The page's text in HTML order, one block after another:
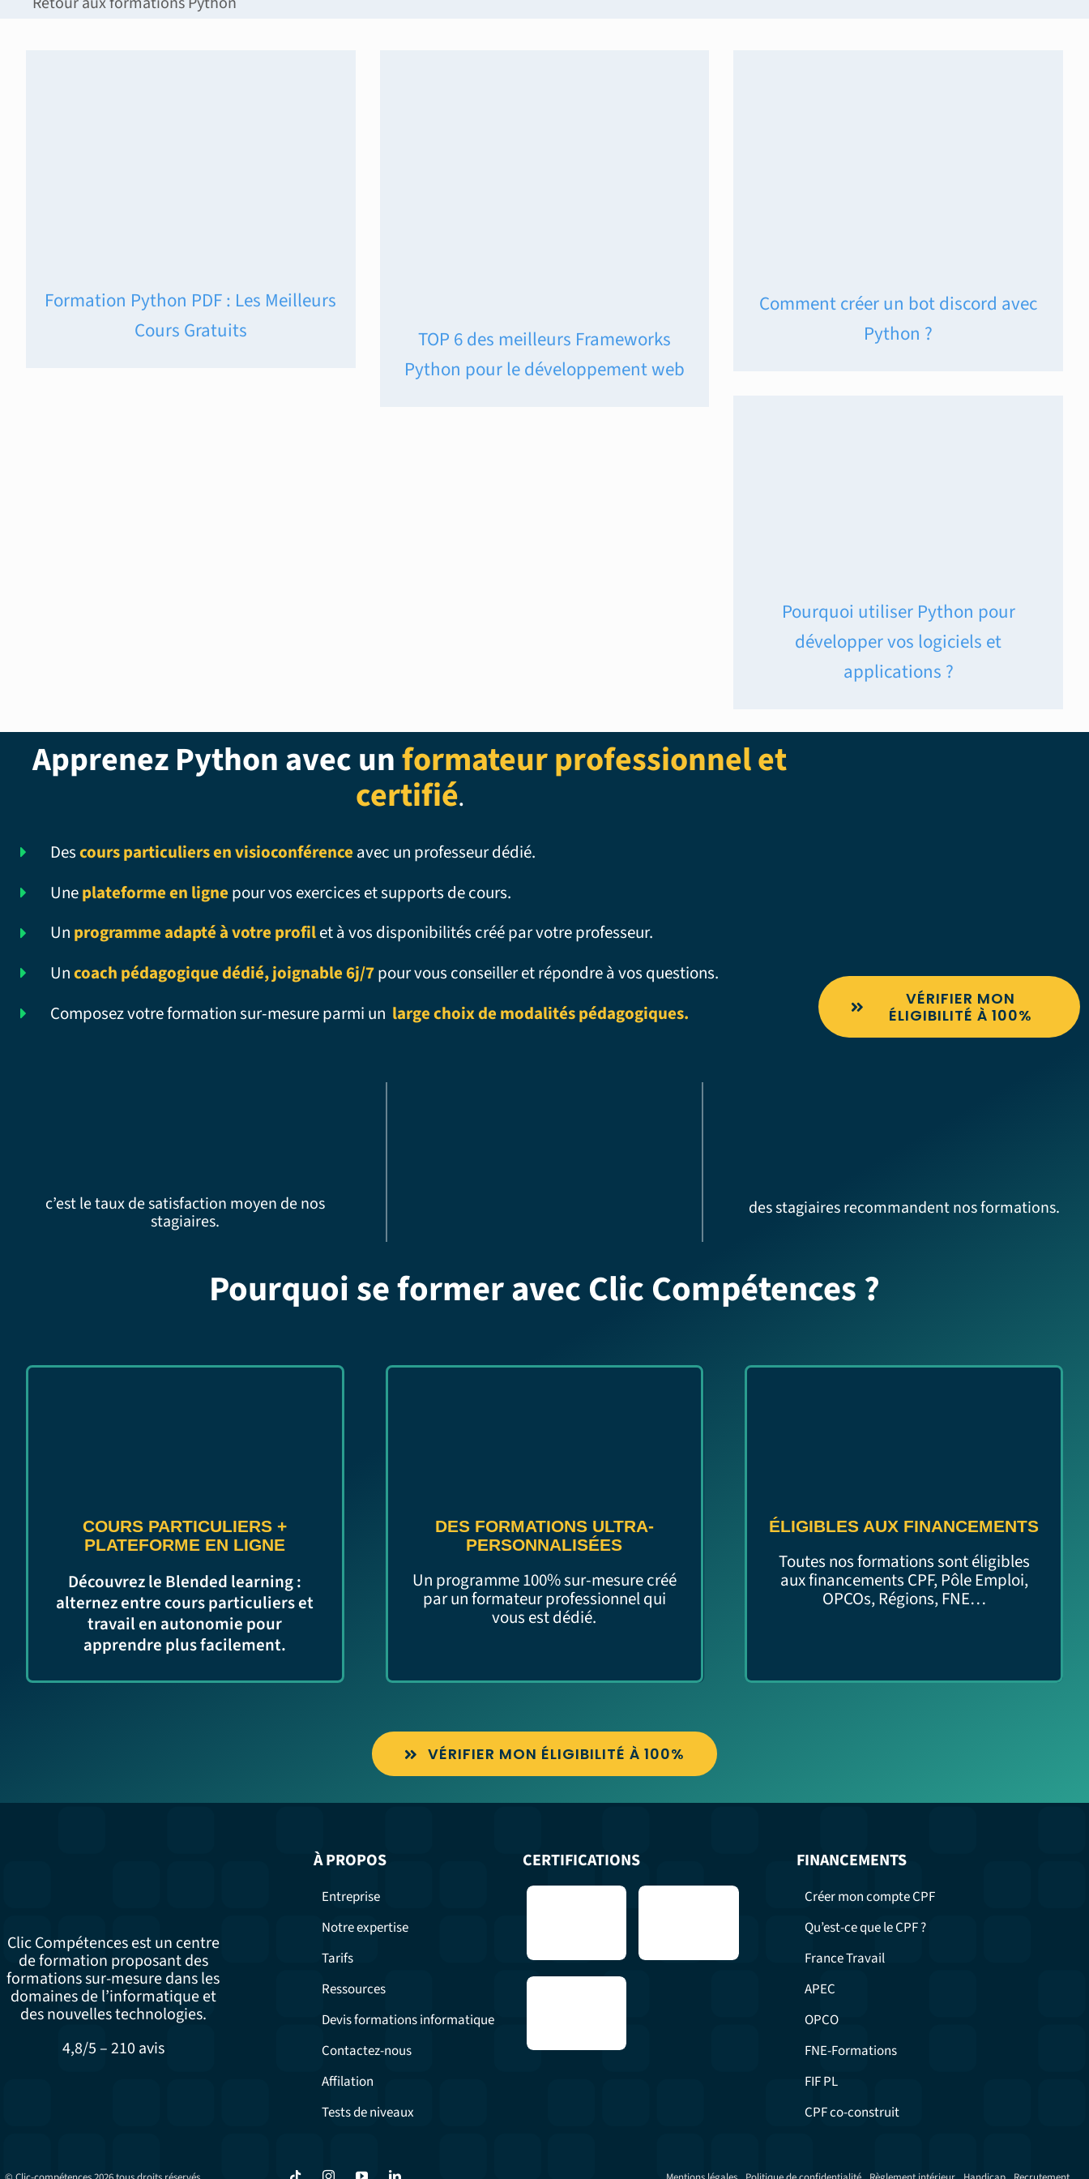
Formation Python PDF : Les Meilleurs
Cours Gratuits
TOP 6 des meilleurs Frameworks
Python pour le développement web
Comment créer un bot discord avec
Python ?
Pourquoi utiliser Python pour
développer vos logiciels et
applications ?
Apprenez Python avec unformateur professionnel et
certifié.
Descours particuliers en visioconférence avec un professeur dédié.
Uneplateforme en ligne pour vos exercices et supports de cours.
Un programme adapté à votre profilet à vos disponibilités créé par votre professeur.
Uncoach pédagogique dédié, joignable 6j/7pour vous conseiller et répondre à vos questions.
Composez votre formation sur-mesure parmi un large choix de modalités pédagogiques.
VÉRIFIER MON
ÉLIGIBILITÉ À 100%
c’est le taux de satisfaction moyen de nos
stagiaires.
des stagiaires recommandent nos formations.
Pourquoi se former avec Clic Compétences ?
COURS PARTICULIERS+
PLATEFORME EN LIGNE
Découvrez le Blended learning :
alternez entre cours particuliers et
travail en autonomie pour
apprendre plus facilement.
DES FORMATIONS ULTRA-
PERSONNALISÉES
Un programme 100% sur-mesure créé
par un formateur professionnel qui
vous est dédié.
ÉLIGIBLES AUX FINANCEMENTS
Toutes nos formations sont éligibles
aux financements CPF, Pôle Emploi,
OPCOs, Régions, FNE…
VÉRIFIER MON ÉLIGIBILITÉ À 100%
Clic Compétences est un centre
de formation proposant des
formations sur-mesure dans les
domaines de l’informatique et
des nouvelles technologies.
4,8/5 – 210 avis
À PROPOS
Entreprise
Notre expertise
Tarifs
Ressources
Devis formations informatique
Contactez-nous
Affilation
Tests de niveaux
CERTIFICATIONS FINANCEMENTS
Créer mon compte CPF
Qu’est-ce que le CPF ?
France Travail
APEC
OPCO
FNE-Formations
FIF PL
CPF co-construit